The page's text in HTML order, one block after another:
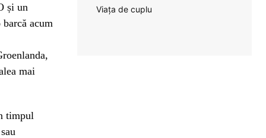
și un
acum
mai
timpul
Viața de cuplu